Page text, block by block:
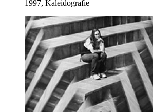
1997, Kaleidografie